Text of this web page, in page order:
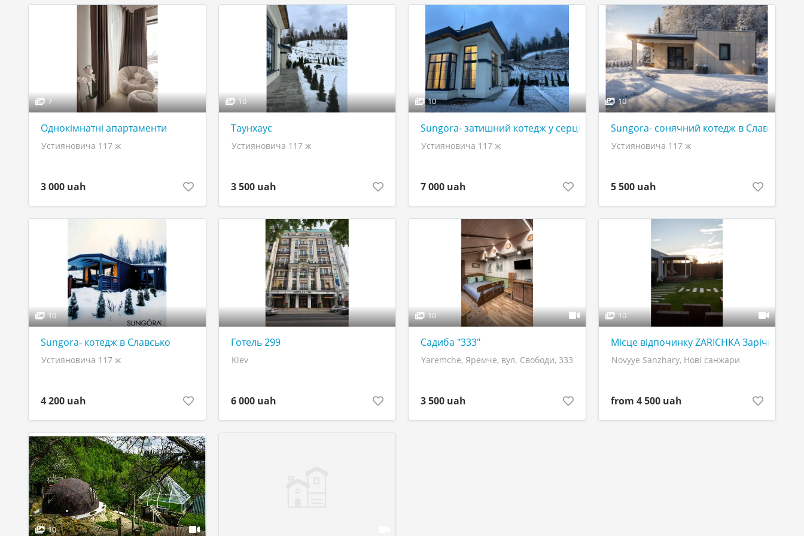
7
Однокімнатні апартаменти
Устияновича 117 ж
3 000 uah
10
Таунхаус
Устияновича 117 ж
3 500 uah
10
Sungora- затишний котедж у серці Карпат
Устияновича 117 ж
7 000 uah
10
Sungora- сонячний котедж в Славсько
Устияновича 117 ж
5 500 uah
10
Sungora- котедж в Славсько
Устияновича 117 ж
4 200 uah
Готель 299
Kiev
6 000 uah
10
Садиба "333"
Yaremche, Яремче, вул. Свободи, 333
3 500 uah
10
Місце відпочинку ZARICHKA Зарічка
Novyye Sanzhary, Нові санжари
from 4 500 uah
10